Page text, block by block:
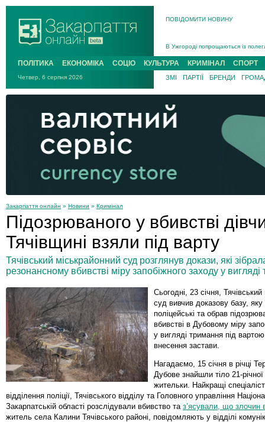
ПОВІДОМИТИ НОВИНУ
В Ужгороді попрощаються із
В Ужгороді 5 серпня
Підтвердили загибель
На війні з рф поліг військовий з
На Хустщині внаслідок ДТП за
Інструктора районного ТЦК на
ПОЛІТИКА ЕКОНОМІКА СОЦІО КУЛЬТУРА КРИМІНАЛ СПОРТ
Четвер, 6 серпня 2026 ЗМІ ПАРТІЇ БРЕНДИ
Закарпаття онлайн » Новини » Кримінал
Підозрюваного у вбивстві
Тячівщині взяли під варту
Тячівський міськрайонний суд розглянув докази, які
резонансному вбивстві міру запобіжного заходу у
Сьогодні, 23 січня,
суд вивчив доказову базу, яку
поліцейські та обрав
вбивстві в Дубовому міру
у вигляді тримання під
внесення застави.
Нагадаємо, 15 січня в річці
Дубове знайшли тіло 21-річної
жительки. Найкращі
відділення поліції, Тячівського відділу та Головного управління
Закарпатській області розслідували вбивство та з’ясували, що злочин
житель села Калини Тячівського районі, повідомляють у відділі